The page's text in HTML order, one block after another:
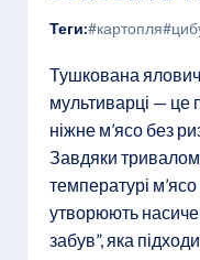
Теги:#картопля
Тушкована
мультиварці — це
ніжне м’ясо без
Завдяки
температурі
утворюють
забув”, яка